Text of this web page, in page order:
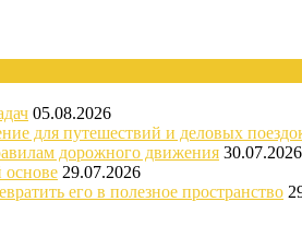
05.08.2026
для путешествий и деловых
дорожного движения 30.07.2026
основе 29.07.2026
его в полезное пространство